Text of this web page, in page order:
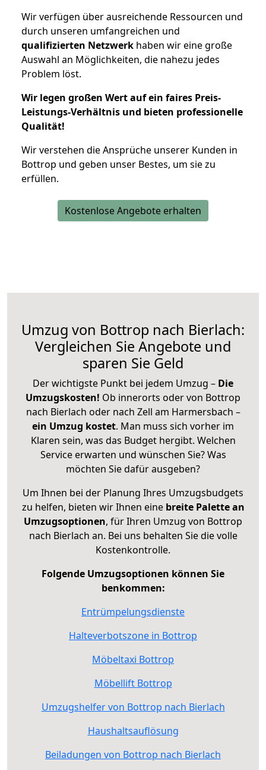
Wir verfügen über ausreichende Ressourcen und
durch unseren umfangreichen und
qualifizierten Netzwerk haben wir eine große
Auswahl an Möglichkeiten, die nahezu jedes
Problem löst.
Wir legen großen Wert auf ein faires Preis-
Leistungs-Verhältnis und bieten professionelle
Qualität!
Wir verstehen die Ansprüche unserer Kunden in
Bottrop und geben unser Bestes, um sie zu
erfüllen.
Kostenlose Angebote erhalten
Umzug von Bottrop nach Bierlach:
Vergleichen Sie Angebote und
sparen Sie Geld
Der wichtigste Punkt bei jedem Umzug – Die
Umzugskosten! Ob innerorts oder von Bottrop
nach Bierlach oder nach Zell am Harmersbach –
ein Umzug kostet. Man muss sich vorher im
Klaren sein, was das Budget hergibt. Welchen
Service erwarten und wünschen Sie? Was
möchten Sie dafür ausgeben?
Um Ihnen bei der Planung Ihres Umzugsbudgets
zu helfen, bieten wir Ihnen eine breite Palette an
Umzugsoptionen, für Ihren Umzug von Bottrop
nach Bierlach an. Bei uns behalten Sie die volle
Kostenkontrolle.
Folgende Umzugsoptionen können Sie
benkommen:
Entrümpelungsdienste
Halteverbotszone in Bottrop
Möbeltaxi Bottrop
Möbellift Bottrop
Umzugshelfer von Bottrop nach Bierlach
Haushaltsauflösung
Beiladungen von Bottrop nach Bierlach